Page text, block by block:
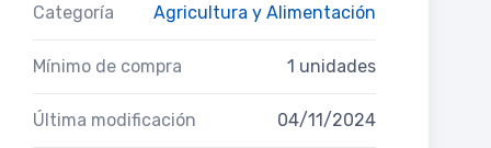
Categoría Agricultura y Alimentación
Mínimo de compra 1 unidades
Última modificación 04/11/2024